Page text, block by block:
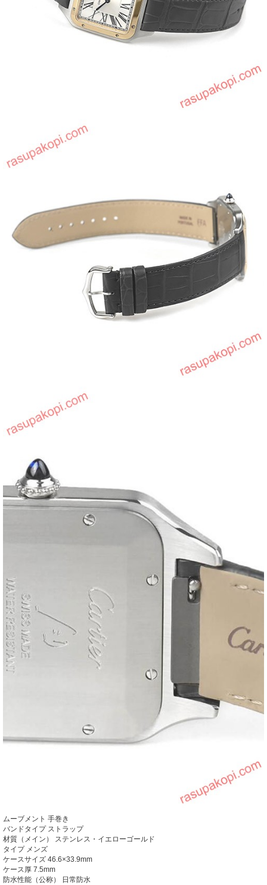
ムーブメント 手巻き
バンドタイプ ストラップ
材質（メイン） ステンレス・イエローゴールド
タイプ メンズ
ケースサイズ 46.6×33.9mm
ケース厚 7.5mm
防水性能（公称） 日常防水